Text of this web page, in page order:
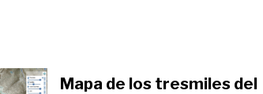
Mapa de los tresmiles del